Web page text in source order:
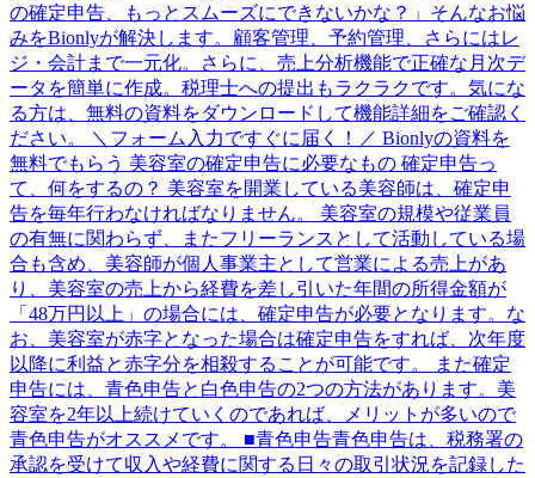
の確定申告、もっとスムーズにできないかな？」そんなお悩
みをBionlyが解決します。顧客管理、予約管理、さらにはレ
ジ・会計まで一元化。さらに、売上分析機能で正確な月次デ
ータを簡単に作成。税理士への提出もラクラクです。気にな
る方は、無料の資料をダウンロードして機能詳細をご確認く
ださい。 ＼フォーム入力ですぐに届く！／ Bionlyの資料を
無料でもらう 美容室の確定申告に必要なもの 確定申告っ
て、何をするの？ 美容室を開業している美容師は、確定申
告を毎年行わなければなりません。 美容室の規模や従業員
の有無に関わらず、またフリーランスとして活動している場
合も含め、美容師が個人事業主として営業による売上があ
り、美容室の売上から経費を差し引いた年間の所得金額が
「48万円以上」の場合には、確定申告が必要となります。な
お、美容室が赤字となった場合は確定申告をすれば、次年度
以降に利益と赤字分を相殺することが可能です。 また確定
申告には、青色申告と白色申告の2つの方法があります。美
容室を2年以上続けていくのであれば、メリットが多いので
青色申告がオススメです。 ■青色申告青色申告は、税務署の
承認を受けて収入や経費に関する日々の取引状況を記録した